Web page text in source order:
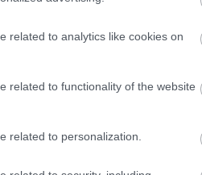
related to analytics like cookies on
related to functionality of the website
related to personalization.